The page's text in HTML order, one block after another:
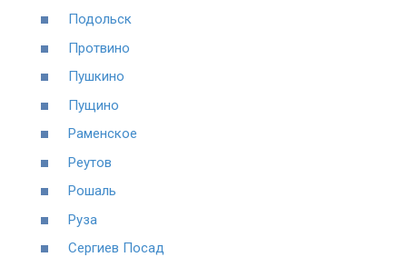
Подольск
Протвино
Пушкино
Пущино
Раменское
Реутов
Рошаль
Руза
Сергиев Посад